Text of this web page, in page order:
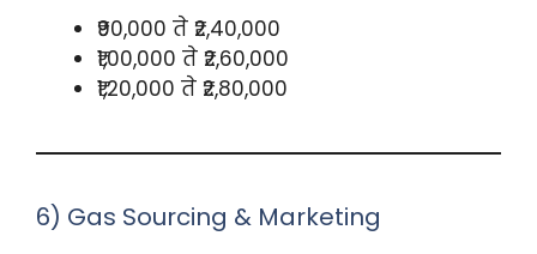
₹90,000 ते ₹2,40,000
₹1,00,000 ते ₹2,60,000
₹1,20,000 ते ₹2,80,000
6) Gas Sourcing & Marketing